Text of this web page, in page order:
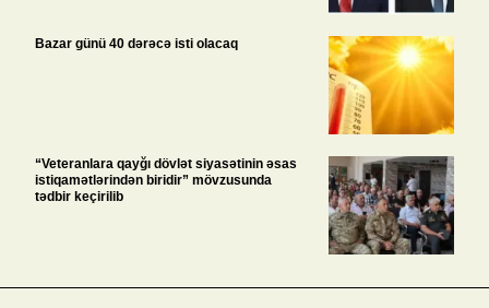
Bazar günü 40 dərəcə isti olacaq
“Veteranlara qayğı dövlət siyasətinin əsas
istiqamətlərindən biridir” mövzusunda
tədbir keçirilib